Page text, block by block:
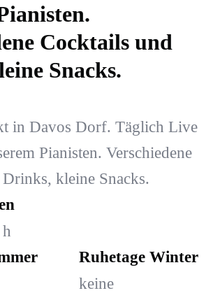
Cocktails und
Snacks.
in Davos Dorf. Täglich Live
Pianisten. Verschiedene
kleine Snacks.
Ruhetage Winter
keine